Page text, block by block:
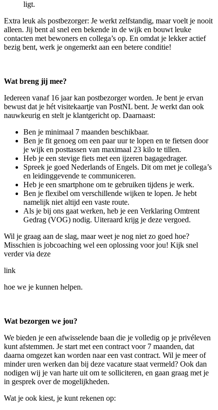
ligt.
Extra leuk als postbezorger: Je werkt zelfstandig, maar voelt je nooit
alleen. Jij bent al snel een bekende in de wijk en bouwt leuke
contacten met bewoners en collega’s op. En omdat je lekker actief
bezig bent, werk je ongemerkt aan een betere conditie!
Wat breng jij mee?
Iedereen vanaf 16 jaar kan postbezorger worden. Je bent je ervan
bewust dat je hét visitekaartje van PostNL bent. Je werkt dan ook
nauwkeurig en stelt je klantgericht op. Daarnaast:
Ben je minimaal 7 maanden beschikbaar.
Ben je fit genoeg om een paar uur te lopen en te fietsen door
je wijk en posttassen van maximaal 23 kilo te tillen.
Heb je een stevige fiets met een ijzeren bagagedrager.
Spreek je goed Nederlands of Engels. Dit om met je collega’s
en leidinggevende te communiceren.
Heb je een smartphone om te gebruiken tijdens je werk.
Ben je flexibel om verschillende wijken te lopen. Je hebt
namelijk niet altijd een vaste route.
Als je bij ons gaat werken, heb je een Verklaring Omtrent
Gedrag (VOG) nodig. Uiteraard krijg je deze vergoed.
Wil je graag aan de slag, maar weet je nog niet zo goed hoe?
Misschien is jobcoaching wel een oplossing voor jou! Kijk snel
verder via deze
link
hoe we je kunnen helpen.
Wat bezorgen we jou?
We bieden je een afwisselende baan die je volledig op je privéleven
kunt afstemmen. Je start met een contract voor 7 maanden, dat
daarna omgezet kan worden naar een vast contract. Wil je meer of
minder uren werken dan bij deze vacature staat vermeld? Ook dan
nodigen wij je van harte uit om te solliciteren, en gaan graag met je
in gesprek over de mogelijkheden.
Wat je ook kiest, je kunt rekenen op: